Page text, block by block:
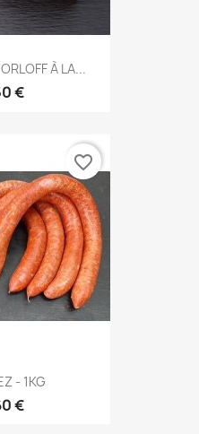
À LA...
€
- 1KG
€
favorite_border